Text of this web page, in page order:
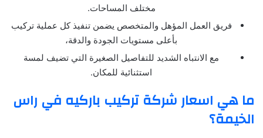
مختلف المساحات.
فريق العمل المؤهل والمتخصص يضمن تنفيذ كل عملية تركيب
بأعلى مستويات الجودة والدقة،
مع الانتباه الشديد للتفاصيل الصغيرة التي تضيف لمسة
استثنائية للمكان.
ما هي اسعار شركة تركيب باركيه في راس
الخيمة؟